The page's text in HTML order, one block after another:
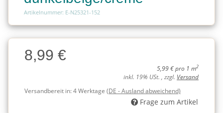
Artikelnummer: E-N25321-152
Charge
Charge8,99 €
5,99 € pro 1 m2
inkl. 19% USt. , zzgl. Versand
Versandbereit in:4 Werktage (DE - Ausland abweichend)
Frage zum Artikel